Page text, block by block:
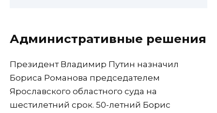
Административные решения
Президент Владимир Путин назначил
Бориса Романова председателем
Ярославского областного суда на
шестилетний срок. 50-летний Борис